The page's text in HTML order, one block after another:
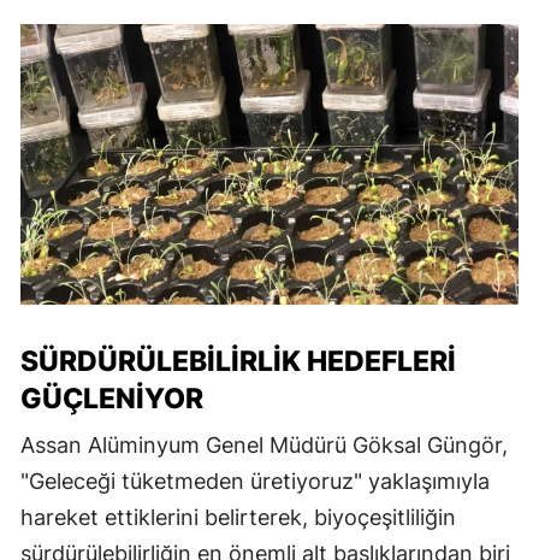
SÜRDÜRÜLEBILIRLIK HEDEFLERI
GÜÇLENIYOR
Assan Alüminyum Genel Müdürü Göksal Güngör,
"Geleceği tüketmeden üretiyoruz" yaklaşımıyla
hareket ettiklerini belirterek, biyoçeşitliliğin
sürdürülebilirliğin en önemli alt başlıklarından biri